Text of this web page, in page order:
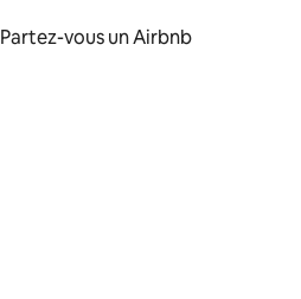
Partez-vous un Airbnb